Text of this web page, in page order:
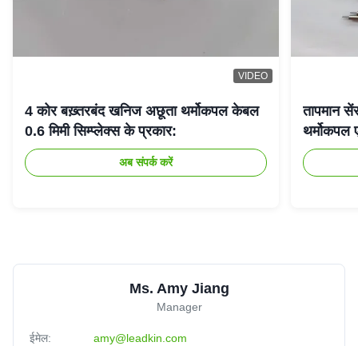
VIDEO
4 कोर बख़्तरबंद खनिज अछूता थर्मोकपल केबल
0.6 मिमी सिम्प्लेक्स के प्रकार:
अब संपर्क करें
तापमान
Ms. Amy Jiang
Manager
ईमेल: amy@leadkin.com